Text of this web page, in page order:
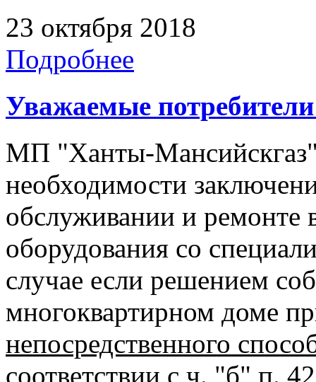
23 октября 2018
Подробнее
Уважаемые потребители
МП "Ханты-
необходимости
обслуживании и ремонте
оборудования со
случае если решением
многоквартирном доме
непосредственного
соответствии с ч. "б" п.